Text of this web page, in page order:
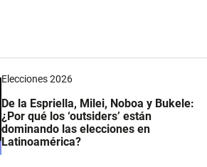
Elecciones 2026
De la Espriella, Milei, Noboa y Bukele:
¿Por qué los ‘outsiders’ están
dominando las elecciones en
Latinoamérica?